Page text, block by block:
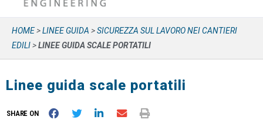
HOME>LINEE GUIDA >SICUREZZA SUL LAVORO NEI CANTIERI
EDILI>LINEE GUIDA SCALE PORTATILI
Linee guida scale portatili
SHARE ON